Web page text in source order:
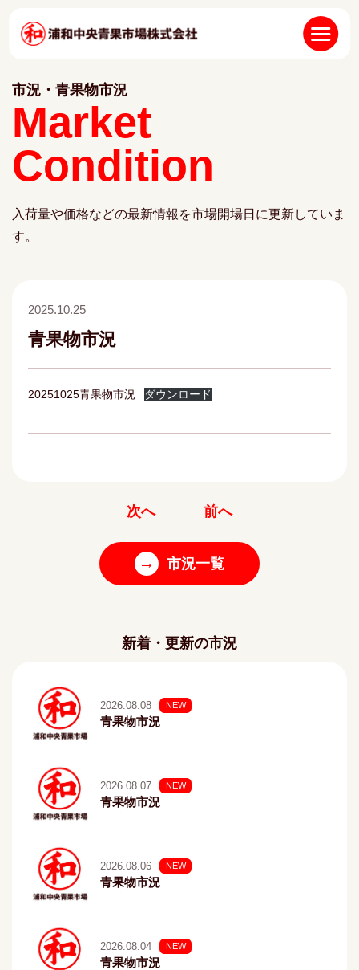
市況・青果物市況
Market
Condition
入荷量や価格などの最新情報を市場開場日に更新していま
す。
2025.10.25
青果物市況
20251025青果物市況 ダウンロード
前へ
次へ
→ 市況一覧
新着・更新の市況
2026.08.08 NEW
青果物市況
2026.08.07 NEW
青果物市況
2026.08.06 NEW
青果物市況
2026.08.04 NEW
青果物市況